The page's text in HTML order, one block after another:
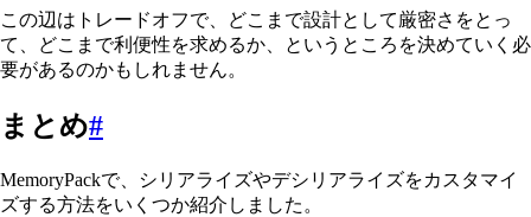
この辺はトレードオフで、どこまで設計として厳密さをとっ
て、どこまで利便性を求めるか、というところを決めていく必
要があるのかもしれません。
まとめ#
MemoryPackで、シリアライズやデシリアライズをカスタマイ
ズする方法をいくつか紹介しました。